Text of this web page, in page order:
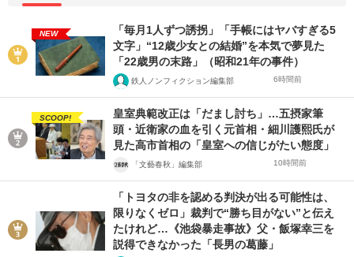
NEW
「毎月1人ずつ誘拐」「手帳にはヤバすぎる5
文字」“12歳少女との結婚”を本気で夢見た
「22歳男の末路」（昭和21年の事件）
鉄人ノンフィクション編集部 6時間前
SCOOP!
皇室典範改正は「だまし討ち」…五摂家筆
頭・近衛家の血を引く元首相・細川護熙氏が
見た高市首相の「皇室への信じがたい態度」
「文藝春秋」編集部 10時間前
「トヨタの非を認める判決が出る可能性は、
限りなくゼロ」裁判で“勝ち目がない”と伝え
たけれど…《池袋暴走事故》父・飯塚幸三を
説得できなかった「長男の葛藤」